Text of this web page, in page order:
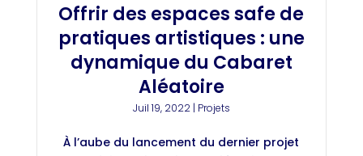
Offrir des espaces safe de
pratiques artistiques : une
dynamique du Cabaret
Aléatoire
Juil 19, 2022| Projets
À l’aube du lancement du dernier projet